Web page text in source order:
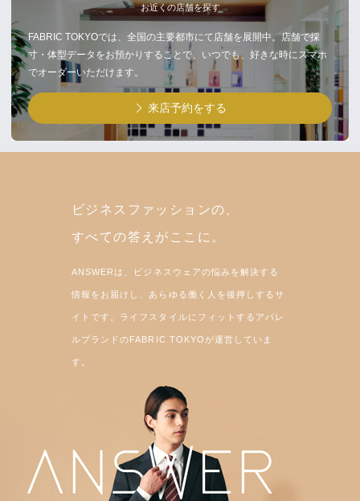
お近くの店舗を探す
FABRIC TOKYOでは、全国の主要都市にて店舗を展開中。店舗で採
寸・体型データをお預かりすることで、いつでも、好きな時にスマホ
でオーダーいただけます。
来店予約をする
ビジネスファッションの、
すべての答えがここに。
ANSWERは、ビジネスウェアの悩みを解決する
情報をお届けし、あらゆる働く人を後押しするサ
イトです。ライフスタイルにフィットするアパレ
ルブランドのFABRIC TOKYOが運営していま
す。